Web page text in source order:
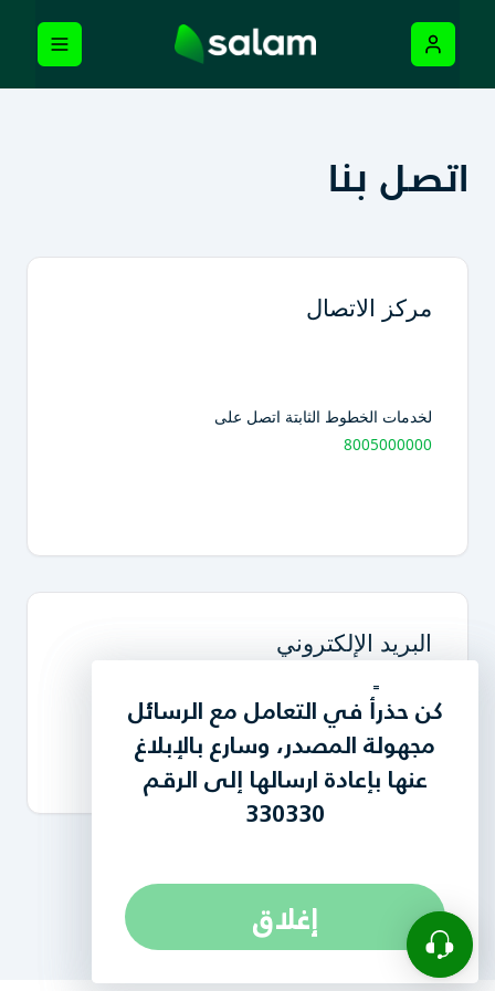
لقد قمنا بتحديث سياسة
الخصوصية الخاصة بنا لتعزيز
خصوصية المستخدم ،أضغط هنا
لمشاهدة التحديث..
إغلاق
كن حذرأً في التعامل مع الرسائل
مجهولة المصدر، وسارع بالإبلاغ
عنها بإعادة ارسالها إلى الرقم
330330
إغلاق